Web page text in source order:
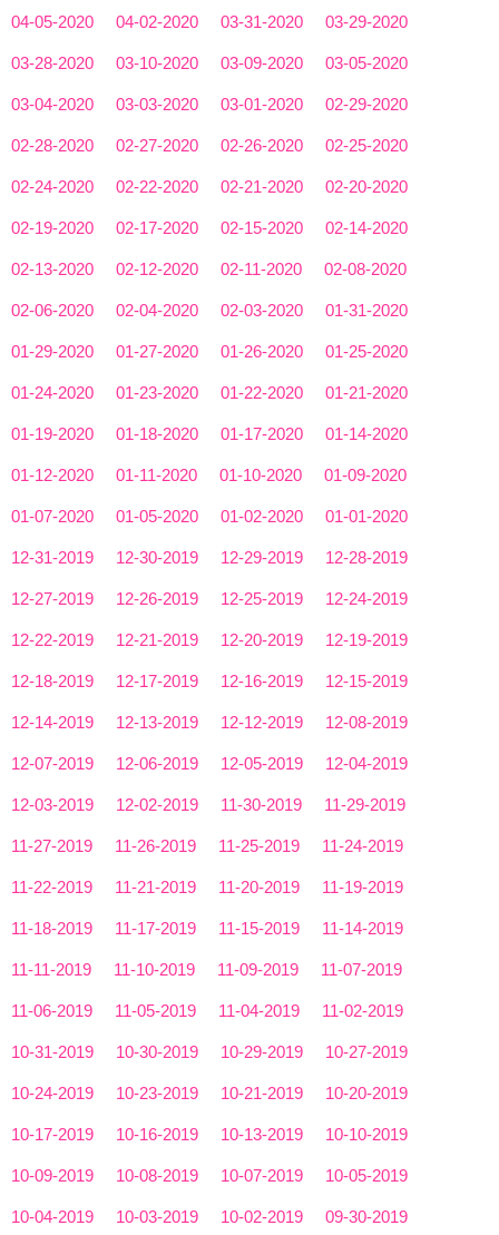
04-05-2020 04-02-2020 03-31-2020 03-29-2020
03-28-2020 03-10-2020 03-09-2020 03-05-2020
03-04-2020 03-03-2020 03-01-2020 02-29-2020
02-28-2020 02-27-2020 02-26-2020 02-25-2020
02-24-2020 02-22-2020 02-21-2020 02-20-2020
02-19-2020 02-17-2020 02-15-2020 02-14-2020
02-13-2020 02-12-2020 02-11-2020 02-08-2020
02-06-2020 02-04-2020 02-03-2020 01-31-2020
01-29-2020 01-27-2020 01-26-2020 01-25-2020
01-24-2020 01-23-2020 01-22-2020 01-21-2020
01-19-2020 01-18-2020 01-17-2020 01-14-2020
01-12-2020 01-11-2020 01-10-2020 01-09-2020
01-07-2020 01-05-2020 01-02-2020 01-01-2020
12-31-2019 12-30-2019 12-29-2019 12-28-2019
12-27-2019 12-26-2019 12-25-2019 12-24-2019
12-22-2019 12-21-2019 12-20-2019 12-19-2019
12-18-2019 12-17-2019 12-16-2019 12-15-2019
12-14-2019 12-13-2019 12-12-2019 12-08-2019
12-07-2019 12-06-2019 12-05-2019 12-04-2019
12-03-2019 12-02-2019 11-30-2019 11-29-2019
11-27-2019 11-26-2019 11-25-2019 11-24-2019
11-22-2019 11-21-2019 11-20-2019 11-19-2019
11-18-2019 11-17-2019 11-15-2019 11-14-2019
11-11-2019 11-10-2019 11-09-2019 11-07-2019
11-06-2019 11-05-2019 11-04-2019 11-02-2019
10-31-2019 10-30-2019 10-29-2019 10-27-2019
10-24-2019 10-23-2019 10-21-2019 10-20-2019
10-17-2019 10-16-2019 10-13-2019 10-10-2019
10-09-2019 10-08-2019 10-07-2019 10-05-2019
10-04-2019 10-03-2019 10-02-2019 09-30-2019